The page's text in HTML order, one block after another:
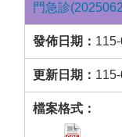
門急診